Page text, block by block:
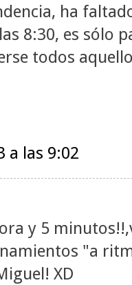
ha
8:30, es sólo
todos
a las 9:02
y 5
"a
XD